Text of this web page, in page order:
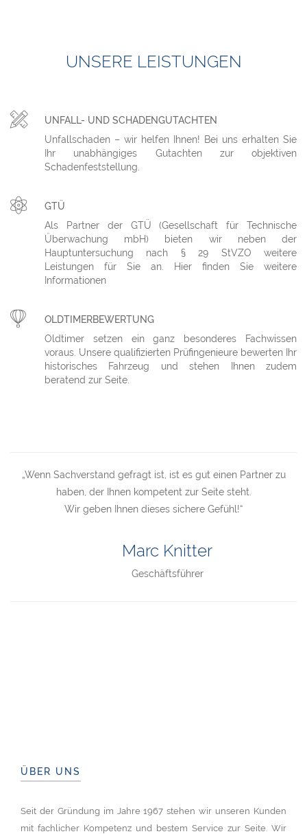
UNSERE LEISTUNGEN
UNFALL- UND SCHADENGUTACHTEN
Unfallschaden – wir helfen Ihnen! Bei uns erhalten Sie
Ihr unabhängiges Gutachten zur objektiven
Schadenfeststellung.
GTÜ
Als Partner der GTÜ (Gesellschaft für Technische
Überwachung mbH) bieten wir neben der
Hauptuntersuchung nach § 29 StVZO weitere
Leistungen für Sie an. Hier finden Sie weitere
Informationen
OLDTIMERBEWERTUNG
Oldtimer setzen ein ganz besonderes Fachwissen
voraus. Unsere qualifizierten Prüfingenieure bewerten Ihr
historisches Fahrzeug und stehen Ihnen zudem
beratend zur Seite.
„Wenn Sachverstand gefragt ist, ist es gut einen Partner zu
haben, der Ihnen kompetent zur Seite steht.
Wir geben Ihnen dieses sichere Gefühl!“
Marc Knitter
Geschäftsführer
ÜBER UNS
Seit der Gründung im Jahre 1967 stehen wir unseren Kunden
mit fachlicher Kompetenz und bestem Service zur Seite. Wir